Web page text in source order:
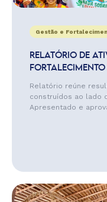
Gestão e
RELATÓRIO DE
Relatório reúne
construídos ao lado
Apresentado e